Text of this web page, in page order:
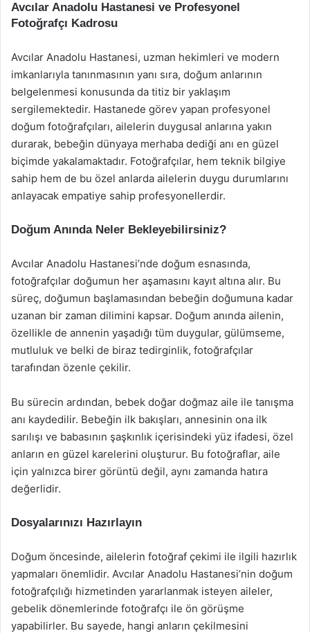
Avcılar Anadolu Hastanesi ve Profesyonel
Fotoğrafçı Kadrosu
Avcılar Anadolu Hastanesi, uzman hekimleri ve modern
imkanlarıyla tanınmasının yanı sıra, doğum anlarının
belgelenmesi konusunda da titiz bir yaklaşım
sergilemektedir. Hastanede görev yapan profesyonel
doğum fotoğrafçıları, ailelerin duygusal anlarına yakın
durarak, bebeğin dünyaya merhaba dediği anı en güzel
biçimde yakalamaktadır. Fotoğrafçılar, hem teknik bilgiye
sahip hem de bu özel anlarda ailelerin duygu durumlarını
anlayacak empatiye sahip profesyonellerdir.
Doğum Anında Neler Bekleyebilirsiniz?
Avcılar Anadolu Hastanesi’nde doğum esnasında,
fotoğrafçılar doğumun her aşamasını kayıt altına alır. Bu
süreç, doğumun başlamasından bebeğin doğumuna kadar
uzanan bir zaman dilimini kapsar. Doğum anında ailenin,
özellikle de annenin yaşadığı tüm duygular, gülümseme,
mutluluk ve belki de biraz tedirginlik, fotoğrafçılar
tarafından özenle çekilir.
Bu sürecin ardından, bebek doğar doğmaz aile ile tanışma
anı kaydedilir. Bebeğin ilk bakışları, annesinin ona ilk
sarılışı ve babasının şaşkınlık içerisindeki yüz ifadesi, özel
anların en güzel karelerini oluşturur. Bu fotoğraflar, aile
için yalnızca birer görüntü değil, aynı zamanda hatıra
değerlidir.
Dosyalarınızı Hazırlayın
Doğum öncesinde, ailelerin fotoğraf çekimi ile ilgili hazırlık
yapmaları önemlidir. Avcılar Anadolu Hastanesi’nin doğum
fotoğrafçılığı hizmetinden yararlanmak isteyen aileler,
gebelik dönemlerinde fotoğrafçı ile ön görüşme
yapabilirler. Bu sayede, hangi anların çekilmesini